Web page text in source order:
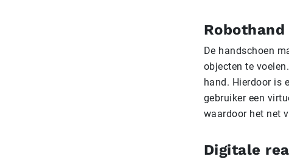
Robothand
De handschoen
objecten te
hand. Hierdoor is
gebruiker een
waardoor het net
Digitale